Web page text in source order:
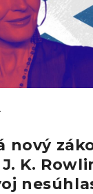
nový
K.